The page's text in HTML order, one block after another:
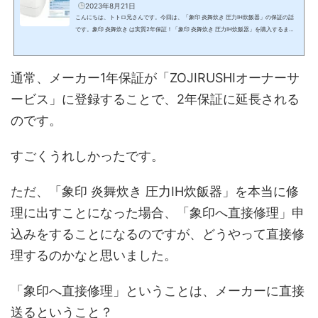
食堂限定クーポンがもらえる！）
2023年8月21日
こんにちは、トトロ兄さんです。今回は、「象印 炎舞炊き 圧力IH炊飯器」の保証の話
です。象印 炎舞炊き は実質2年保証！「象印 炎舞炊き 圧力IH炊飯器」を購入するまで
6月21日発売(function(b,c,f,g,a,d,e){b.MoshimoAffiliateObject=a;b=b||function(){ar
通常、メーカー1年保証が「ZOJIRUSHIオーナーサ
ービス」に登録することで、2年保証に延長される
のです。
すごくうれしかったです。
ただ、「象印 炎舞炊き 圧力IH炊飯器」を本当に修
理に出すことになった場合、「象印へ直接修理」申
込みをすることになるのですが、どうやって直接修
理するのかなと思いました。
「象印へ直接修理」ということは、メーカーに直接
送るということ？